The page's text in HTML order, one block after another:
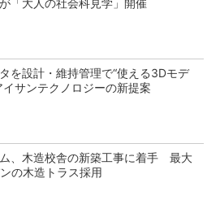
「大人の社会科見学」開催
を設計・維持管理で“使える3Dモデ
サンテクノロジーの新提案
、木造校舎の新築工事に着手 最大
の木造トラス採用